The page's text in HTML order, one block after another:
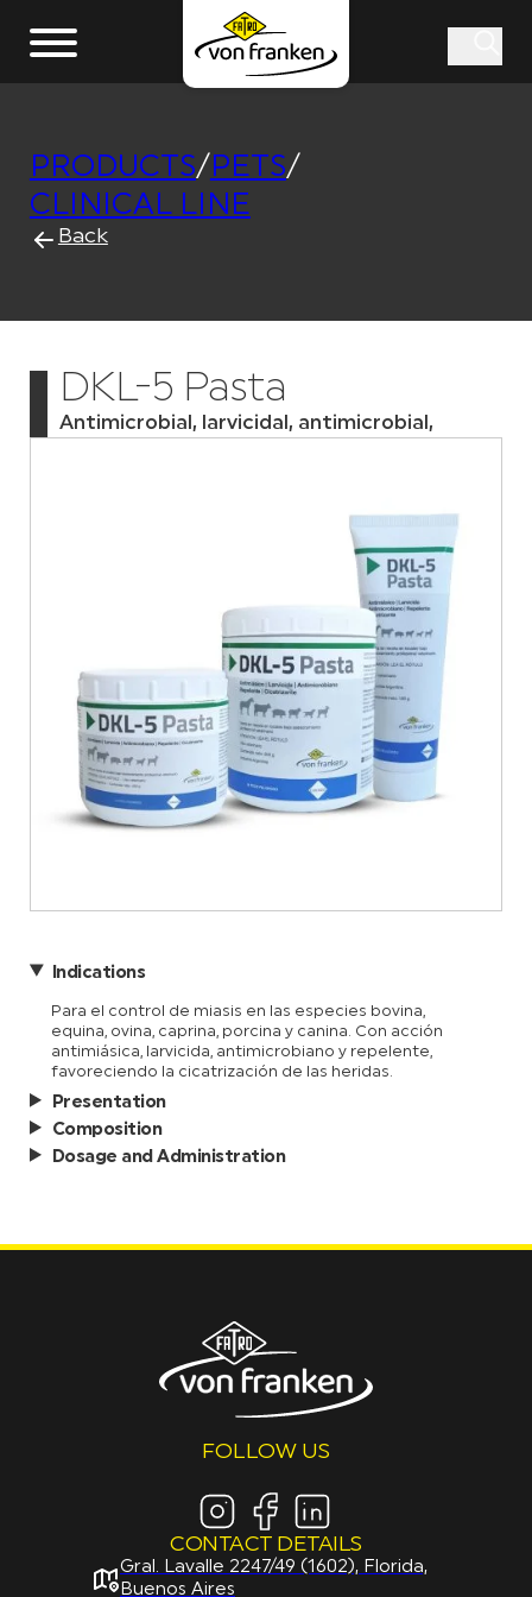
PRODUCTS/ PETS/
CLINICAL LINE
Back
DKL-5 Pasta
Antimicrobial, larvicidal, antimicrobial,
Indications
Para el control de miasis en las especies bovina,
equina, ovina, caprina, porcina y canina. Con acción
antimiásica, larvicida, antimicrobiano y repelente,
favoreciendo la cicatrización de las heridas.
Presentation
Composition
Dosage and Administration
FOLLOW US
CONTACT DETAILS
Gral. Lavalle 2247/49 (1602), Florida,
Buenos Aires